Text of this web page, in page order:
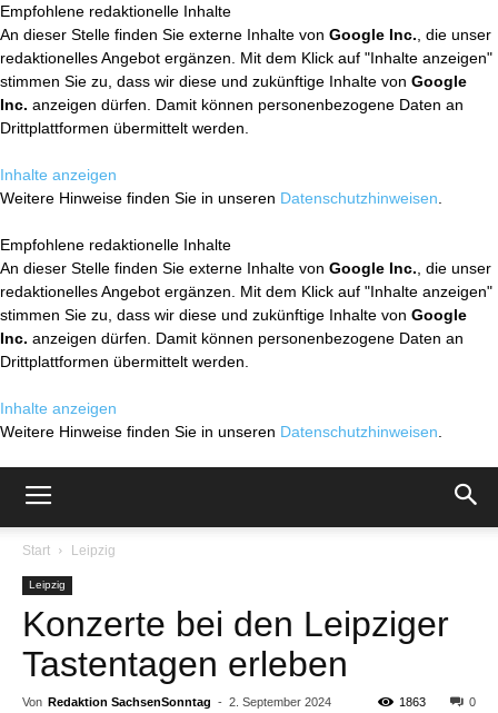
Empfohlene redaktionelle Inhalte
An dieser Stelle finden Sie externe Inhalte von Google Inc. , die unser
redaktionelles Angebot ergänzen. Mit dem Klick auf "Inhalte anzeigen"
stimmen Sie zu, dass wir diese und zukünftige Inhalte von Google
Inc. anzeigen dürfen. Damit können personenbezogene Daten an
Drittplattformen übermittelt werden.
Inhalte anzeigen
Weitere Hinweise finden Sie in unseren Datenschutzhinweisen
Empfohlene redaktionelle Inhalte
An dieser Stelle finden Sie externe Inhalte von Google Inc. , die unser
redaktionelles Angebot ergänzen. Mit dem Klick auf "Inhalte anzeigen"
stimmen Sie zu, dass wir diese und zukünftige Inhalte von Google
Inc. anzeigen dürfen. Damit können personenbezogene Daten an
Drittplattformen übermittelt werden.
Inhalte anzeigen
Weitere Hinweise finden Sie in unseren Datenschutzhinweisen
Start Leipzig
Leipzig
Konzerte bei den Leipziger
Tastentagen erleben
Von Redaktion SachsenSonntag - 2. September 2024 0
1863